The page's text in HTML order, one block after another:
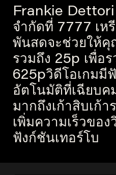
Frankie
จำกัดที่ 7777 เห
พันสดจะช่วยให้คุ
รวมถึง 25p เพื่อร
625pวิดีโอเกมมี
อัตโนมัติที่เฉียบค
มากถึงเก้าสิบเก้
เพิ่มความเร็วของ
ฟังก์ชันเทอร์โบ